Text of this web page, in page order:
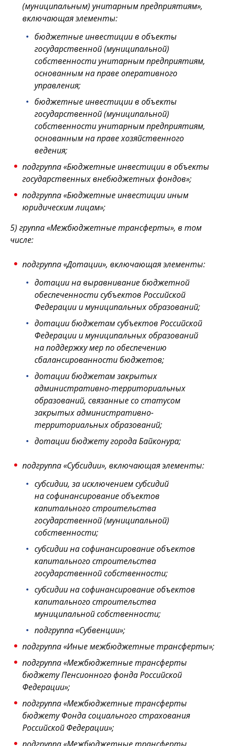
(муниципальным) унитарным предприятиям»,
включающая элементы:
бюджетные инвестиции в объекты
государственной (муниципальной)
собственности унитарным предприятиям,
основанным на праве оперативного
управления;
бюджетные инвестиции в объекты
государственной (муниципальной)
собственности унитарным предприятиям,
основанным на праве хозяйственного
ведения;
подгруппа «Бюджетные инвестиции в объекты
государственных внебюджетных фондов»;
подгруппа «Бюджетные инвестиции иным
юридическим лицам»;
5) группа «Межбюджетные трансферты», в том
числе:
подгруппа «Дотации», включающая элементы:
дотации на выравнивание бюджетной
обеспеченности субъектов Российской
Федерации и муниципальных образований;
дотации бюджетам субъектов Российской
Федерации и муниципальных образований
на поддержку мер по обеспечению
сбалансированности бюджетов;
дотации бюджетам закрытых
административно-территориальных
образований, связанные со статусом
закрытых административно-
территориальных образований;
дотации бюджету города Байконура;
подгруппа «Субсидии», включающая элементы:
субсидии, за исключением субсидий
на софинансирование объектов
капитального строительства
государственной (муниципальной)
собственности;
субсидии на софинансирование объектов
капитального строительства
государственной собственности;
субсидии на софинансирование объектов
капитального строительства
муниципальной собственности;
подгруппа «Субвенции»;
подгруппа «Иные межбюджетные трансферты»;
подгруппа «Межбюджетные трансферты
бюджету Пенсионного фонда Российской
Федерации»;
подгруппа «Межбюджетные трансферты
бюджету Фонда социального страхования
Российской Федерации»;